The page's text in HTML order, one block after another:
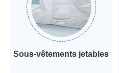
Sous-vêtements jetables